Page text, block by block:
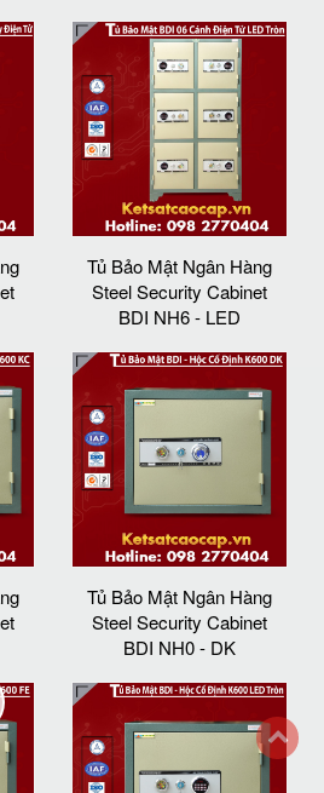
Tủ Bảo Mật Ngân Hàng
Steel Security Cabinet
BDI NH6 - LED
Tủ Bảo Mật Ngân Hàng
Steel Security Cabinet
BDI NH0 - DK